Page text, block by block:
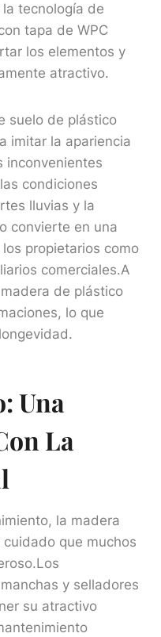
tecnología de
tapa de WPC
los elementos y
atractivo.
suelo de plástico
imitar la apariencia
inconvenientes
condiciones
lluvias y la
convierte en una
propietarios como
comerciales.A
de plástico
lo que
Una
La
la madera
que muchos
y selladores
su atractivo